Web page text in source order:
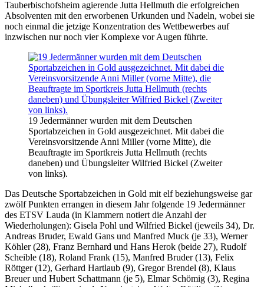
Tauberbischofsheim agierende Jutta Hellmuth die erfolgreichen
Absolventen mit den erworbenen Urkunden und Nadeln, wobei sie
noch einmal die jetzige Konzentration des Wettbewerbes auf
inzwischen nur noch vier Komplexe vor Augen führte.
19 Jedermänner wurden mit dem Deutschen
Sportabzeichen in Gold ausgezeichnet. Mit dabei die
Vereinsvorsitzende Anni Miller (vorne Mitte), die
Beauftragte im Sportkreis Jutta Hellmuth (rechts
daneben) und Übungsleiter Wilfried Bickel (Zweiter
von links).
Das Deutsche Sportabzeichen in Gold mit elf beziehungsweise gar
zwölf Punkten errangen in diesem Jahr folgende 19 Jedermänner
des ETSV Lauda (in Klammern notiert die Anzahl der
Wiederholungen): Gisela Pohl und Wilfried Bickel (jeweils 34), Dr.
Andreas Bruder, Ewald Gans und Manfred Muck (je 33), Werner
Köhler (28), Franz Bernhard und Hans Herok (beide 27), Rudolf
Scheible (18), Roland Frank (15), Manfred Bruder (13), Felix
Röttger (12), Gerhard Hartlaub (9), Gregor Brendel (8), Klaus
Breuer und Hubert Schattmann (je 5), Elmar Schömig (3), Regina